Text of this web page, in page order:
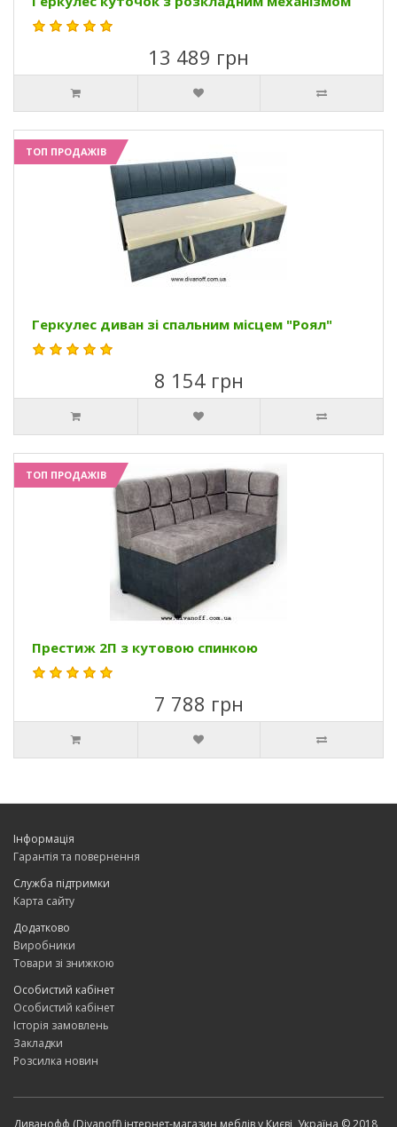
13 489 грн
ТОП ПРОДАЖІВ
Геркулес диван зі спальним місцем "Роял"
8 154 грн
ТОП ПРОДАЖІВ
Престиж 2П з кутовою спинкою
7 788 грн
Інформація
Гарантія та повернення
Служба підтримки
Карта сайту
Додатково
Виробники
Товари зі знижкою
Особистий кабінет
Особистий кабінет
Історія замовлень
Закладки
Розсилка новин
Диванофф (Divanoff) інтернет-магазин меблів у Києві, Україна © 2018